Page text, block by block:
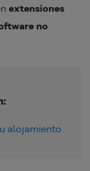
extensiones
no
alojamiento